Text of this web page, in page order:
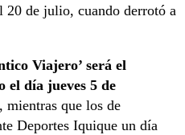
de julio, cuando derrotó a
Viajero’ será el
el día jueves 5 de
, mientras que los de
Deportes Iquique un día